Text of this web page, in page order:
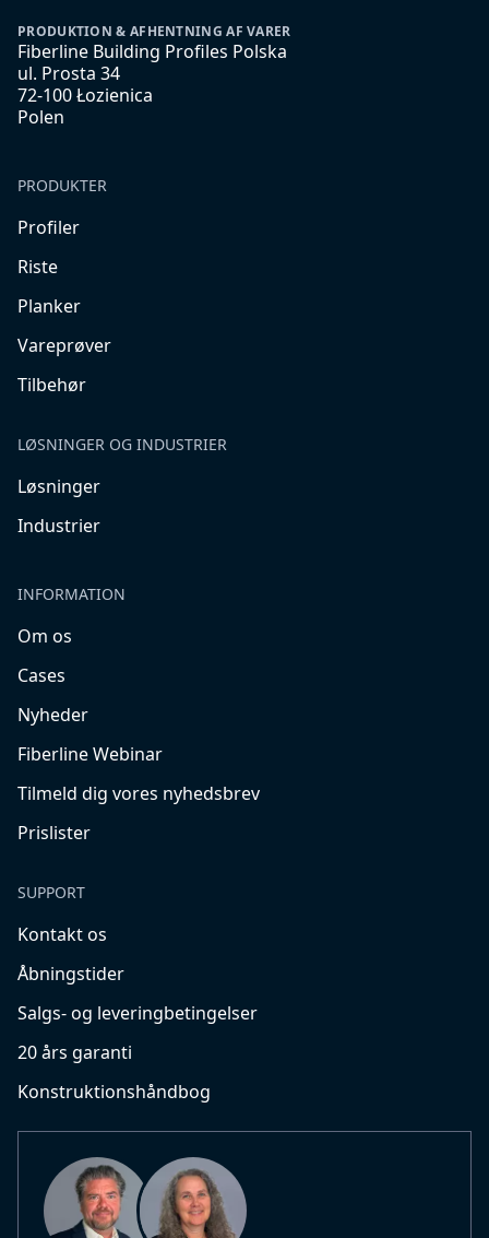
PRODUKTION & AFHENTNING AF VARER
Fiberline Building Profiles Polska
ul. Prosta 34
72-100 Łozienica
Polen
PRODUKTER
Profiler
Riste
Planker
Vareprøver
Tilbehør
LØSNINGER OG INDUSTRIER
Løsninger
Industrier
INFORMATION
Om os
Cases
Nyheder
Fiberline Webinar
Tilmeld dig vores nyhedsbrev
Prislister
SUPPORT
Kontakt os
Åbningstider
Salgs- og leveringbetingelser
20 års garanti
Konstruktionshåndbog